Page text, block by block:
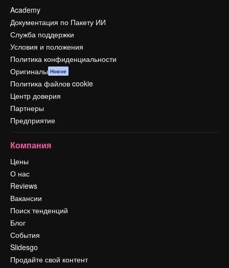
Academy
Документация по Пакету ИИ
Служба поддержки
Условия и положения
Политика конфиденциальности
Оригиналы Новое
Политика файлов cookie
Центр доверия
Партнеры
Предприятие
Компания
Цены
О нас
Reviews
Вакансии
Поиск тенденций
Блог
События
Slidesgo
Продайте свой контент